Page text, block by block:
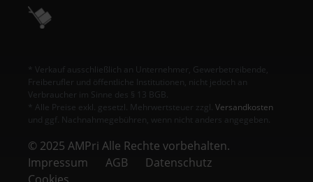
* Verkauf ausschließlich an Unternehmer, Gewerbetreibende,
Freiberufler und öffentliche Institutionen, nicht jedoch an
Verbraucher im Sinne des § 13 BGB.
* Alle Preise exkl. gesetzl. Mehrwertsteuer zzgl. Versandkosten
und ggf. Nachnahmegebühren, wenn nicht anders angegeben.
© 2025 AMPri Alle Rechte vorbehalten.
Impressum
AGB
Datenschutz